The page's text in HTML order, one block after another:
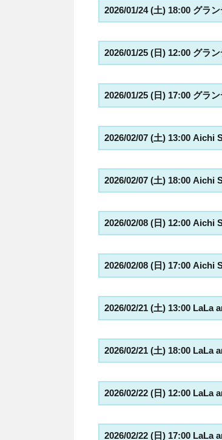
2026/01/24 (土) 18:00 グラ
2026/01/25 (日) 12:00 グラ
2026/01/25 (日) 17:00 グラ
2026/02/07 (土) 13:00 Aichi
2026/02/07 (土) 18:00 Aichi
2026/02/08 (日) 12:00 Aichi
2026/02/08 (日) 17:00 Aichi
2026/02/21 (土) 13:00 LaLa
2026/02/21 (土) 18:00 LaLa
2026/02/22 (日) 12:00 LaLa
2026/02/22 (日) 17:00 LaLa